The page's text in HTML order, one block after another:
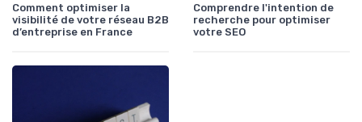
Comment optimiser la
visibilité de votre réseau B2B
d’entreprise en France
Comprendre l'intention de
recherche pour optimiser
votre SEO